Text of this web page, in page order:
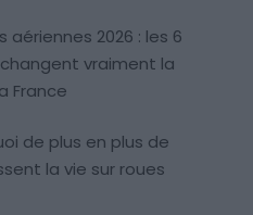
aériennes 2026 : les 6
vraiment la
France
de plus en plus de
la vie sur roues